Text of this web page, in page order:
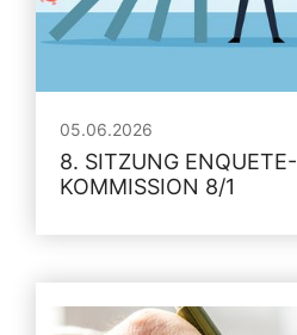
05.06.2026
8. SITZUNG ENQUETE-
KOMMISSION 8/1